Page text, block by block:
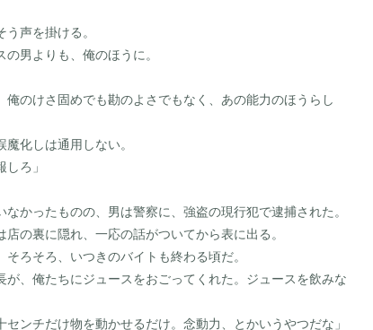
声を掛ける。
男よりも、俺のほうに。
俺のけさ固めでも勘のよさでもなく、あの能力のほうらし
化しは通用しない。
ろ」
かったものの、男は警察に、強盗の現行犯で逮捕された。
の裏に隠れ、一応の話がついてから表に出る。
ろそろ、いつきのバイトも終わる頃だ。
、俺たちにジュースをおごってくれた。ジュースを飲みな
センチだけ物を動かせるだけ。念動力、とかいうやつだな」